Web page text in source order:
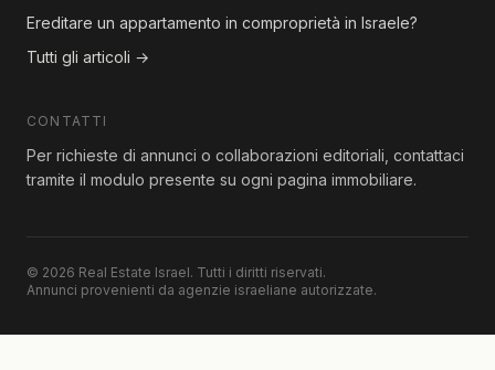
Ereditare un appartamento in comproprietà in Israele?
Tutti gli articoli →
CONTATTI
Per richieste di annunci o collaborazioni editoriali, contattaci
tramite il modulo presente su ogni pagina immobiliare.
© 2026 Real Estate Israel. Tutti i diritti riservati.
Annunci provenienti da agenzie israeliane autorizzate.